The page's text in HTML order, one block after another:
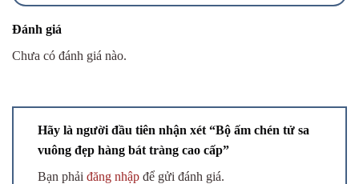
Đánh giá
Chưa có đánh giá nào.
Hãy là người đầu tiên nhận xét “Bộ ấm chén tử sa
vuông đẹp hàng bát tràng cao cấp”
Bạn phải đăng nhập để gửi đánh giá.